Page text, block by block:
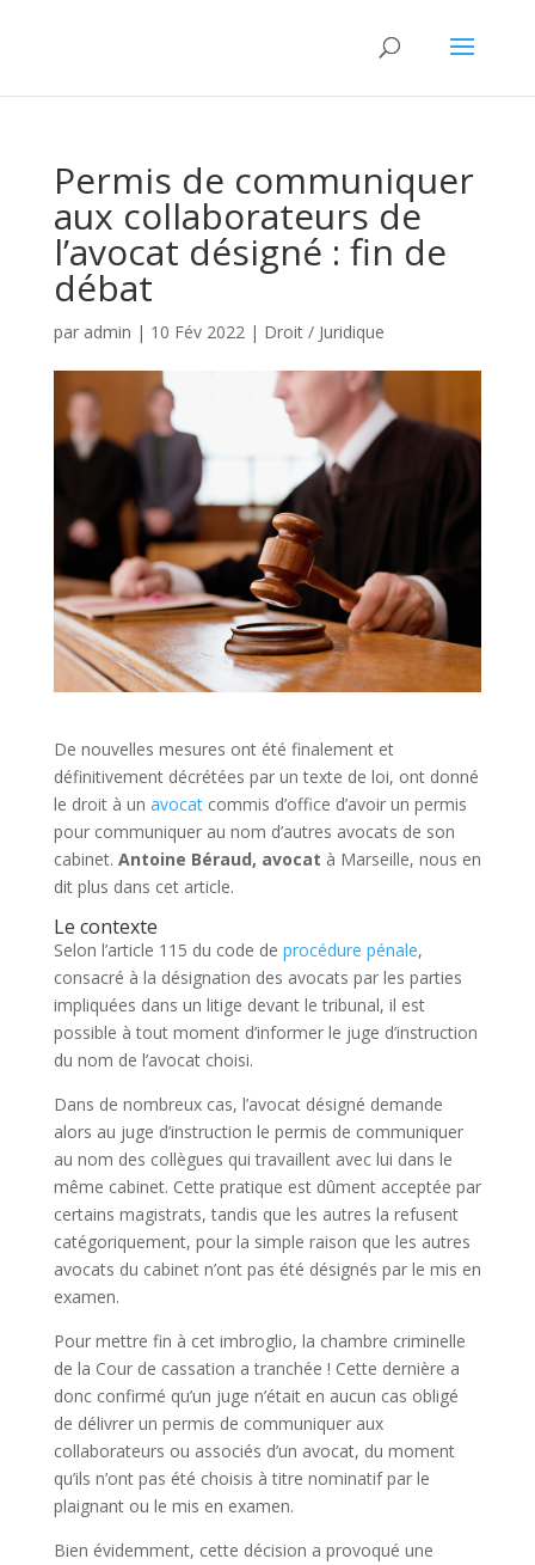
Permis de communiquer
aux collaborateurs de
l’avocat désigné : fin de
débat
par admin | 10 Fév 2022| Droit / Juridique
De nouvelles mesures ont été finalement et
définitivement décrétées par un texte de loi, ont donné
le droit à un avocatcommis d’office d’avoir un permis
pour communiquer au nom d’autres avocats de son
cabinet. Antoine Béraud, avocat à Marseille, nous en
dit plus dans cet article.
Le contexte
Selon l’article 115 du code de procédure pénale,
consacré à la désignation des avocats par les parties
impliquées dans un litige devant le tribunal, il est
possible à tout moment d’informer le juge d’instruction
du nom de l’avocat choisi.
Dans de nombreux cas, l’avocat désigné demande
alors au juge d’instruction le permis de communiquer
au nom des collègues qui travaillent avec lui dans le
même cabinet. Cette pratique est dûment acceptée par
certains magistrats, tandis que les autres la refusent
catégoriquement, pour la simple raison que les autres
avocats du cabinet n’ont pas été désignés par le mis en
examen.
Pour mettre fin à cet imbroglio, la chambre criminelle
de la Cour de cassation a tranchée ! Cette dernière a
donc confirmé qu’un juge n’était en aucun cas obligé
de délivrer un permis de communiquer aux
collaborateurs ou associés d’un avocat, du moment
qu’ils n’ont pas été choisis à titre nominatif par le
plaignant ou le mis en examen.
Bien évidemment, cette décision a provoqué une